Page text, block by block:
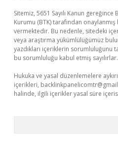
Sitemiz, 5651 Sayılı Kanun
Kurumu (BTK) tarafından
vermektedir. Bu nedenle, sitedeki
veya araştırma yükümlülüğümüz
yazdıkları içeriklerin sorumluluğunu
bu sorumluluğu kabul etmiş sayılırlar.
Hukuka ve yasal düzenlemelere
içerikleri,
halinde, ilgili içerikler yasal süre